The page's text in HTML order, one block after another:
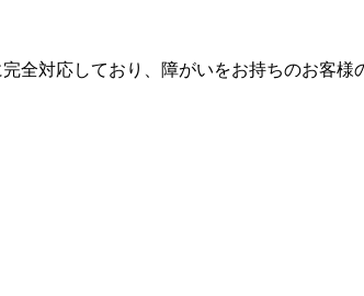
対応しており、障がいをお持ちのお客様